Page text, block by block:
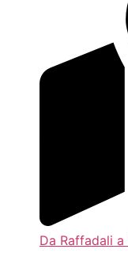
Da Raffadali